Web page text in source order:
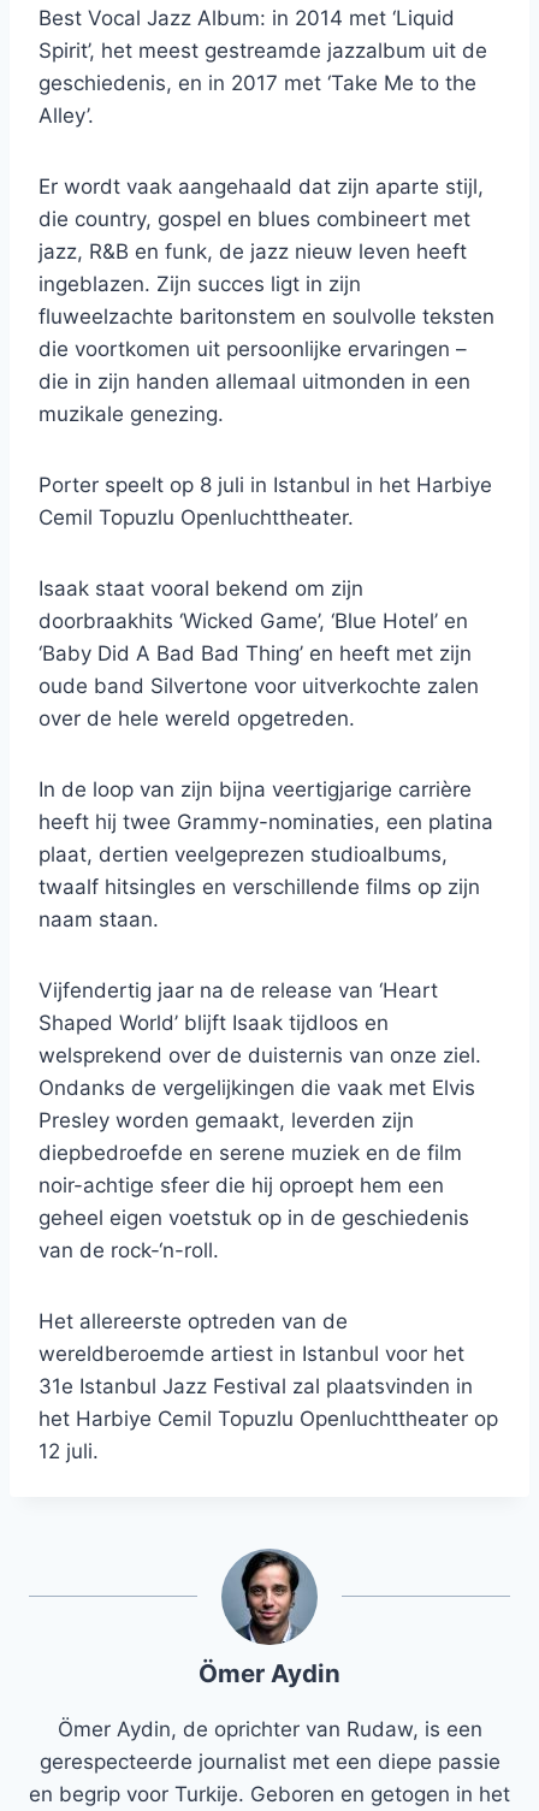
Best Vocal Jazz Album: in 2014 met ‘Liquid
Spirit’, het meest gestreamde jazzalbum uit de
geschiedenis, en in 2017 met ‘Take Me to the
Alley’.
Er wordt vaak aangehaald dat zijn aparte stijl,
die country, gospel en blues combineert met
jazz, R&B en funk, de jazz nieuw leven heeft
ingeblazen. Zijn succes ligt in zijn
fluweelzachte baritonstem en soulvolle teksten
die voortkomen uit persoonlijke ervaringen –
die in zijn handen allemaal uitmonden in een
muzikale genezing.
Porter speelt op 8 juli in Istanbul in het Harbiye
Cemil Topuzlu Openluchttheater.
Isaak staat vooral bekend om zijn
doorbraakhits ‘Wicked Game’, ‘Blue Hotel’ en
‘Baby Did A Bad Bad Thing’ en heeft met zijn
oude band Silvertone voor uitverkochte zalen
over de hele wereld opgetreden.
In de loop van zijn bijna veertigjarige carrière
heeft hij twee Grammy-nominaties, een platina
plaat, dertien veelgeprezen studioalbums,
twaalf hitsingles en verschillende films op zijn
naam staan.
Vijfendertig jaar na de release van ‘Heart
Shaped World’ blijft Isaak tijdloos en
welsprekend over de duisternis van onze ziel.
Ondanks de vergelijkingen die vaak met Elvis
Presley worden gemaakt, leverden zijn
diepbedroefde en serene muziek en de film
noir-achtige sfeer die hij oproept hem een ​​
geheel eigen voetstuk op in de geschiedenis
van de rock-‘n-roll.
Het allereerste optreden van de
wereldberoemde artiest in Istanbul voor het
31e Istanbul Jazz Festival zal plaatsvinden in
het Harbiye Cemil Topuzlu Openluchttheater op
12 juli.
Ömer Aydin
Ömer Aydin, de oprichter van Rudaw, is een
gerespecteerde journalist met een diepe passie
en begrip voor Turkije. Geboren en getogen in het